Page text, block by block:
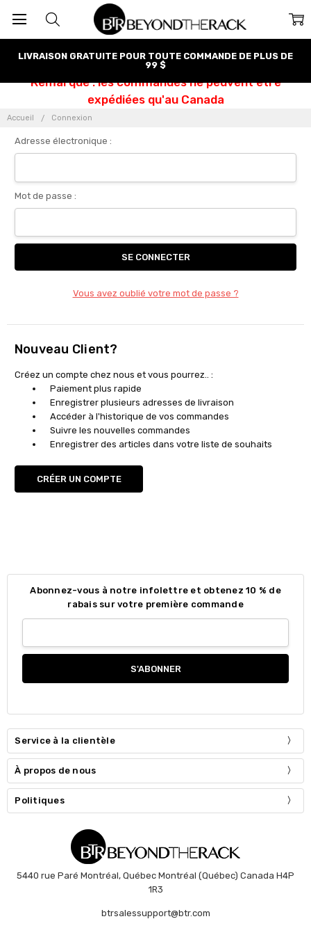
LIVRAISON GRATUITE POUR TOUTE COMMANDE DE PLUS DE
99 $
Remarque : les commandes ne peuvent être
expédiées qu'au Canada
Accueil Connexion
Adresse électronique :
Mot de passe :
Vous avez oublié votre mot de passe ?
Nouveau Client?
Créez un compte chez nous et vous pourrez.. :
Paiement plus rapide
Enregistrer plusieurs adresses de livraison
Accéder à l'historique de vos commandes
Suivre les nouvelles commandes
Enregistrer des articles dans votre liste de souhaits
CRÉER UN COMPTE
Abonnez-vous à notre infolettre et obtenez 10 % de
rabais sur votre première commande
Service à la clientèle
À propos de nous
Politiques
5440 rue Paré Montréal, Québec Montréal (Québec) Canada H4P
1R3
btrsalessupport@btr.com